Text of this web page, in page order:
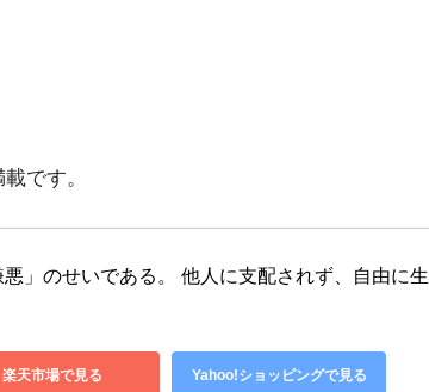
です。
」のせいである。 他人に支配されず、自由に生
楽天市場で見る Yahoo!ショッピングで見る